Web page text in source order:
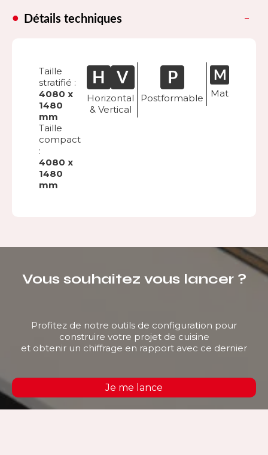
Détails techniques
Taille
stratifié :
4080 x
1480
mm
Taille
compact
:
4080 x
1480
mm
Horizontal
& Vertical
Postformable Mat
Vous souhaitez vous lancer ?
Profitez de notre outils de configuration pour
construire votre projet de cuisine
et obtenir un chiffrage en rapport avec ce dernier
Je me lance